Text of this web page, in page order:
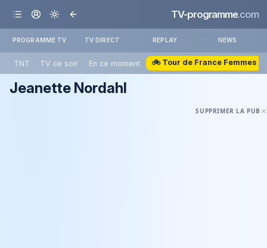
TV-programme.com
PROGRAMME TV TV DIRECT REPLAY NEWS
TNT TV ce soir En ce moment 🚲 Tour de France Femmes
Jeanette Nordahl
SUPPRIMER LA PUB